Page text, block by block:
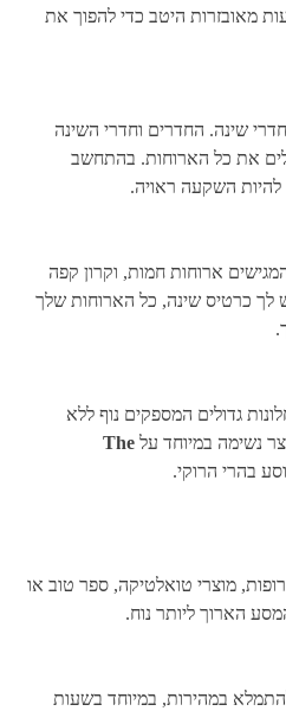
מאובזרות היטב כדי להפוך את
שינה. החדרים וחדרי השינה
את כל הארוחות. בהתחשב
השקעה ראויה.
ארוחות חמות, וקרון קפה
לך כרטיס שינה, כל הארוחות שלך
גדולים המספקים נוף ללא
נשימה במיוחד על The
בהרי הרוקי.
מוצרי טואלטיקה, ספר טוב או
הארוך ליותר נוח.
במהירות, במיוחד בשעות